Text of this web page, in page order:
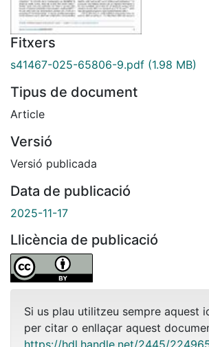
Fitxers
s41467-025-65806-9.pdf (1.98 MB)
Tipus de document
Article
Versió
Versió publicada
Data de publicació
2025-11-17
Llicència de publicació
Si us plau utilitzeu sempre aquest
per citar o enllaçar aquest
https://hdl.handle.net/2445/